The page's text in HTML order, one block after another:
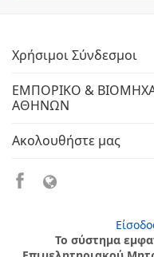
Χρήσιμοι Σύνδεσμοι
ΕΜΠΟΡΙΚΟ &
ΑΘΗΝΩΝ
Ακολουθήστε μας
Το σύστημα